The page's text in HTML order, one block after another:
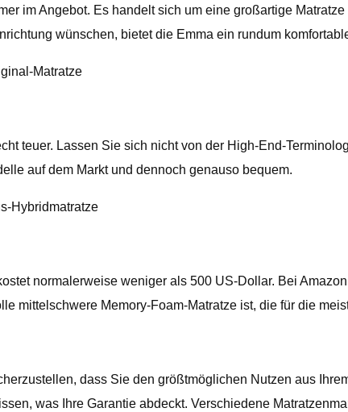
im Angebot. Es handelt sich um eine großartige
wünschen, bietet die Emma ein rundum
Matratze
teuer. Lassen Sie sich nicht von der High-End-
auf dem Markt und dennoch genauso bequem.
Hybridmatratze
normalerweise weniger als 500 US-Dollar. Bei
mittelschwere Memory-Foam-Matratze ist, die für die
dass Sie den größtmöglichen Nutzen aus
was Ihre Garantie abdeckt. Verschiedene